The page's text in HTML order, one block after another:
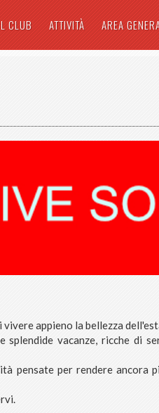
CLUB ATTIVITÀ AREA
appieno la bellezza
vacanze, ricche di
pensate per rendere ancora